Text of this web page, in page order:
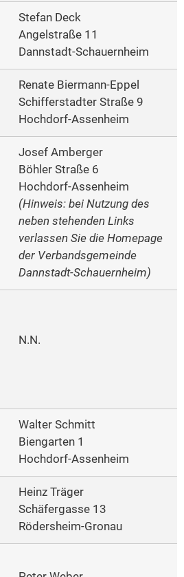
Stefan Deck
Angelstraße 11
Dannstadt-Schauernheim
Renate Biermann-Eppel
Schifferstadter Straße 9
Hochdorf-Assenheim
Josef Amberger
Böhler Straße 6
Hochdorf-Assenheim
(Hinweis: bei Nutzung des
neben stehenden Links
verlassen Sie die Homepage
der Verbandsgemeinde
Dannstadt-Schauernheim)
N.N.
Walter Schmitt
Biengarten 1
Hochdorf-Assenheim
Heinz Träger
Schäfergasse 13
Rödersheim-Gronau